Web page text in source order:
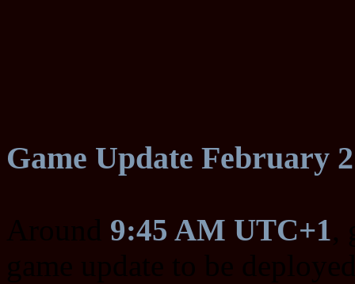
Game Update February
9:45 AM UTC+1